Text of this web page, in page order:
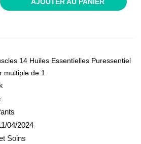
14 Huiles Essentielles Puressentiel
multiple de 1
04/2024
Soins